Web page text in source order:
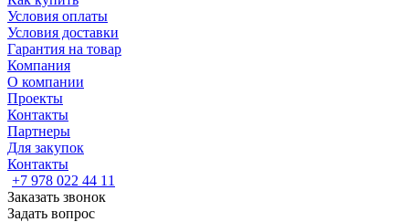
Условия оплаты
Условия доставки
Гарантия на товар
Компания
О компании
Проекты
Контакты
Партнеры
Для закупок
Контакты
+7 978 022 44 11
Заказать звонок
Задать вопрос